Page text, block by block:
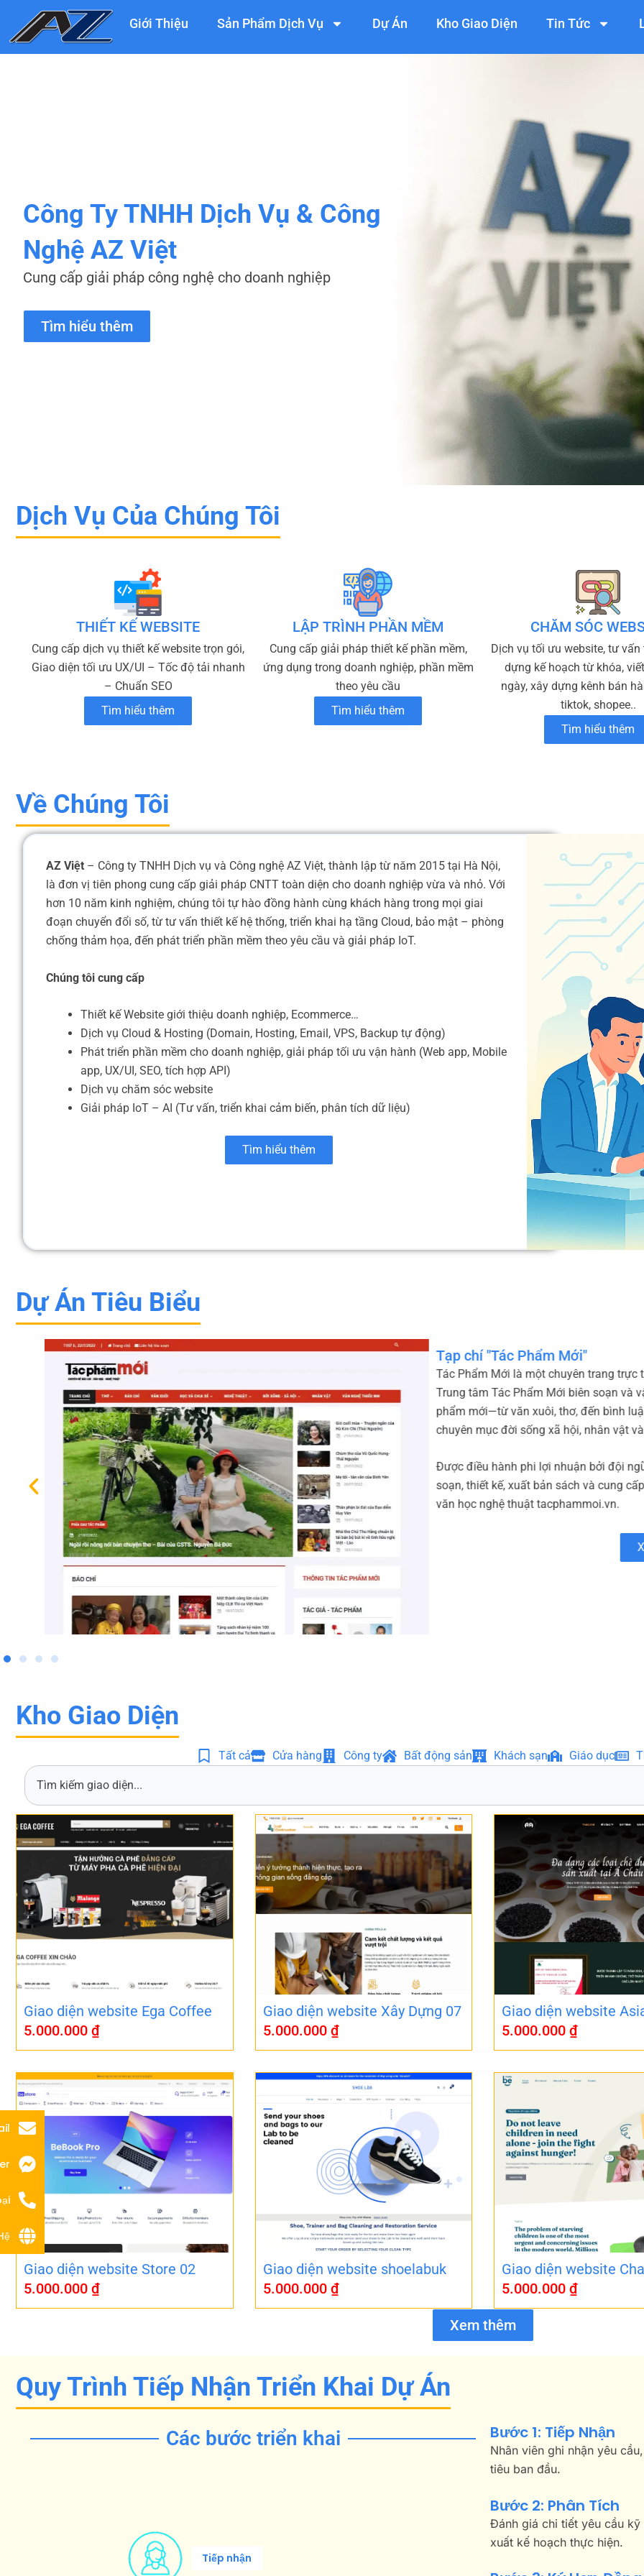
nội
Giới Thiệu Sản Phẩm Dịch Vụ Dự Án Kho Giao Diện Tin Tức
Công Ty TNHH Dịch Vụ & Công
Nghệ AZ Việt
Cung cấp giải pháp công nghệ cho doanh nghiệp
Tìm hiểu thêm
Dịch Vụ Của Chúng Tôi
THIẾT KẾ WEBSITE
Cung cấp dịch vụ thiết kế website trọn gói,
Giao diện tối ưu UX/UI – Tốc độ tải nhanh
– Chuẩn SEO
Tìm hiểu thêm
LẬP TRÌNH PHẦN MỀM
Cung cấp giải pháp thiết kế phần mềm,
ứng dụng trong doanh nghiệp, phần mềm
theo yêu cầu
Tìm hiểu thêm
CHĂM SÓC
Dịch vụ tối ưu website, tư vấn
dựng kế hoạch từ khóa,
ngày, xây dựng kênh bán
tiktok, shopee..
Tìm hiểu thêm
Về Chúng Tôi
AZ Việt – Công ty TNHH Dịch vụ và Công nghệ AZ Việt, thành lập từ năm 2015 tại Hà Nội,
là đơn vị tiên phong cung cấp giải pháp CNTT toàn diện cho doanh nghiệp vừa và nhỏ. Với
hơn 10 năm kinh nghiệm, chúng tôi tự hào đồng hành cùng khách hàng trong mọi giai
đoạn chuyển đổi số, từ tư vấn thiết kế hệ thống, triển khai hạ tầng Cloud, bảo mật – phòng
chống thảm họa, đến phát triển phần mềm theo yêu cầu và giải pháp IoT.
Chúng tôi cung cấp
Thiết kế Website giới thiệu doanh nghiệp, Ecommerce…
Dịch vụ Cloud & Hosting (Domain, Hosting, Email, VPS, Backup tự động)
Phát triển phần mềm cho doanh nghiệp, giải pháp tối ưu vận hành (Web app, Mobile
app, UX/UI, SEO, tích hợp API)
Dịch vụ chăm sóc website
Giải pháp IoT – AI (Tư vấn, triển khai cảm biến, phân tích dữ liệu)
Tìm hiểu thêm
Dự Án Tiêu Biểu
Bao Bì Xanh - Micopak
Micopak.vn là website chính thức
Việt Nam – chuyên cung cấp các
góc, bao bì đóng gói và bao bì
chỉ kết hợp công nghệ hiện đại với
xanh Micopak.
Bên cạnh danh mục sản phẩm đa
Kho Giao Diện
Tất cả Cửa hàng Công ty Bất động sản Khách sạn Giáo dục
S
e
a
r
c
Giao diện website Ega Coffee
5.000.000 ₫
Giao diện website Xây Dựng 07
5.000.000 ₫
Giao diện website
5.000.000 ₫
Giao diện website Store 02
5.000.000 ₫
Giao diện website shoelabuk
5.000.000 ₫
Giao diện website
5.000.000 ₫
Xem thêm
Quy Trình Tiếp Nhận Triển Khai Dự Án
Các bước triển khai
Tiếp nhận
Bước 1: Tiếp Nhận
Nhân viên ghi nhận yêu
tiêu ban đầu.
Bước 2: Phân Tích
Đánh giá chi tiết yêu cầu
xuất kế hoạch thực hiện.